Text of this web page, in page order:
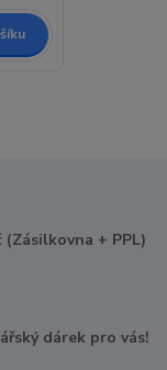
+ PPL)
dárek pro vás!